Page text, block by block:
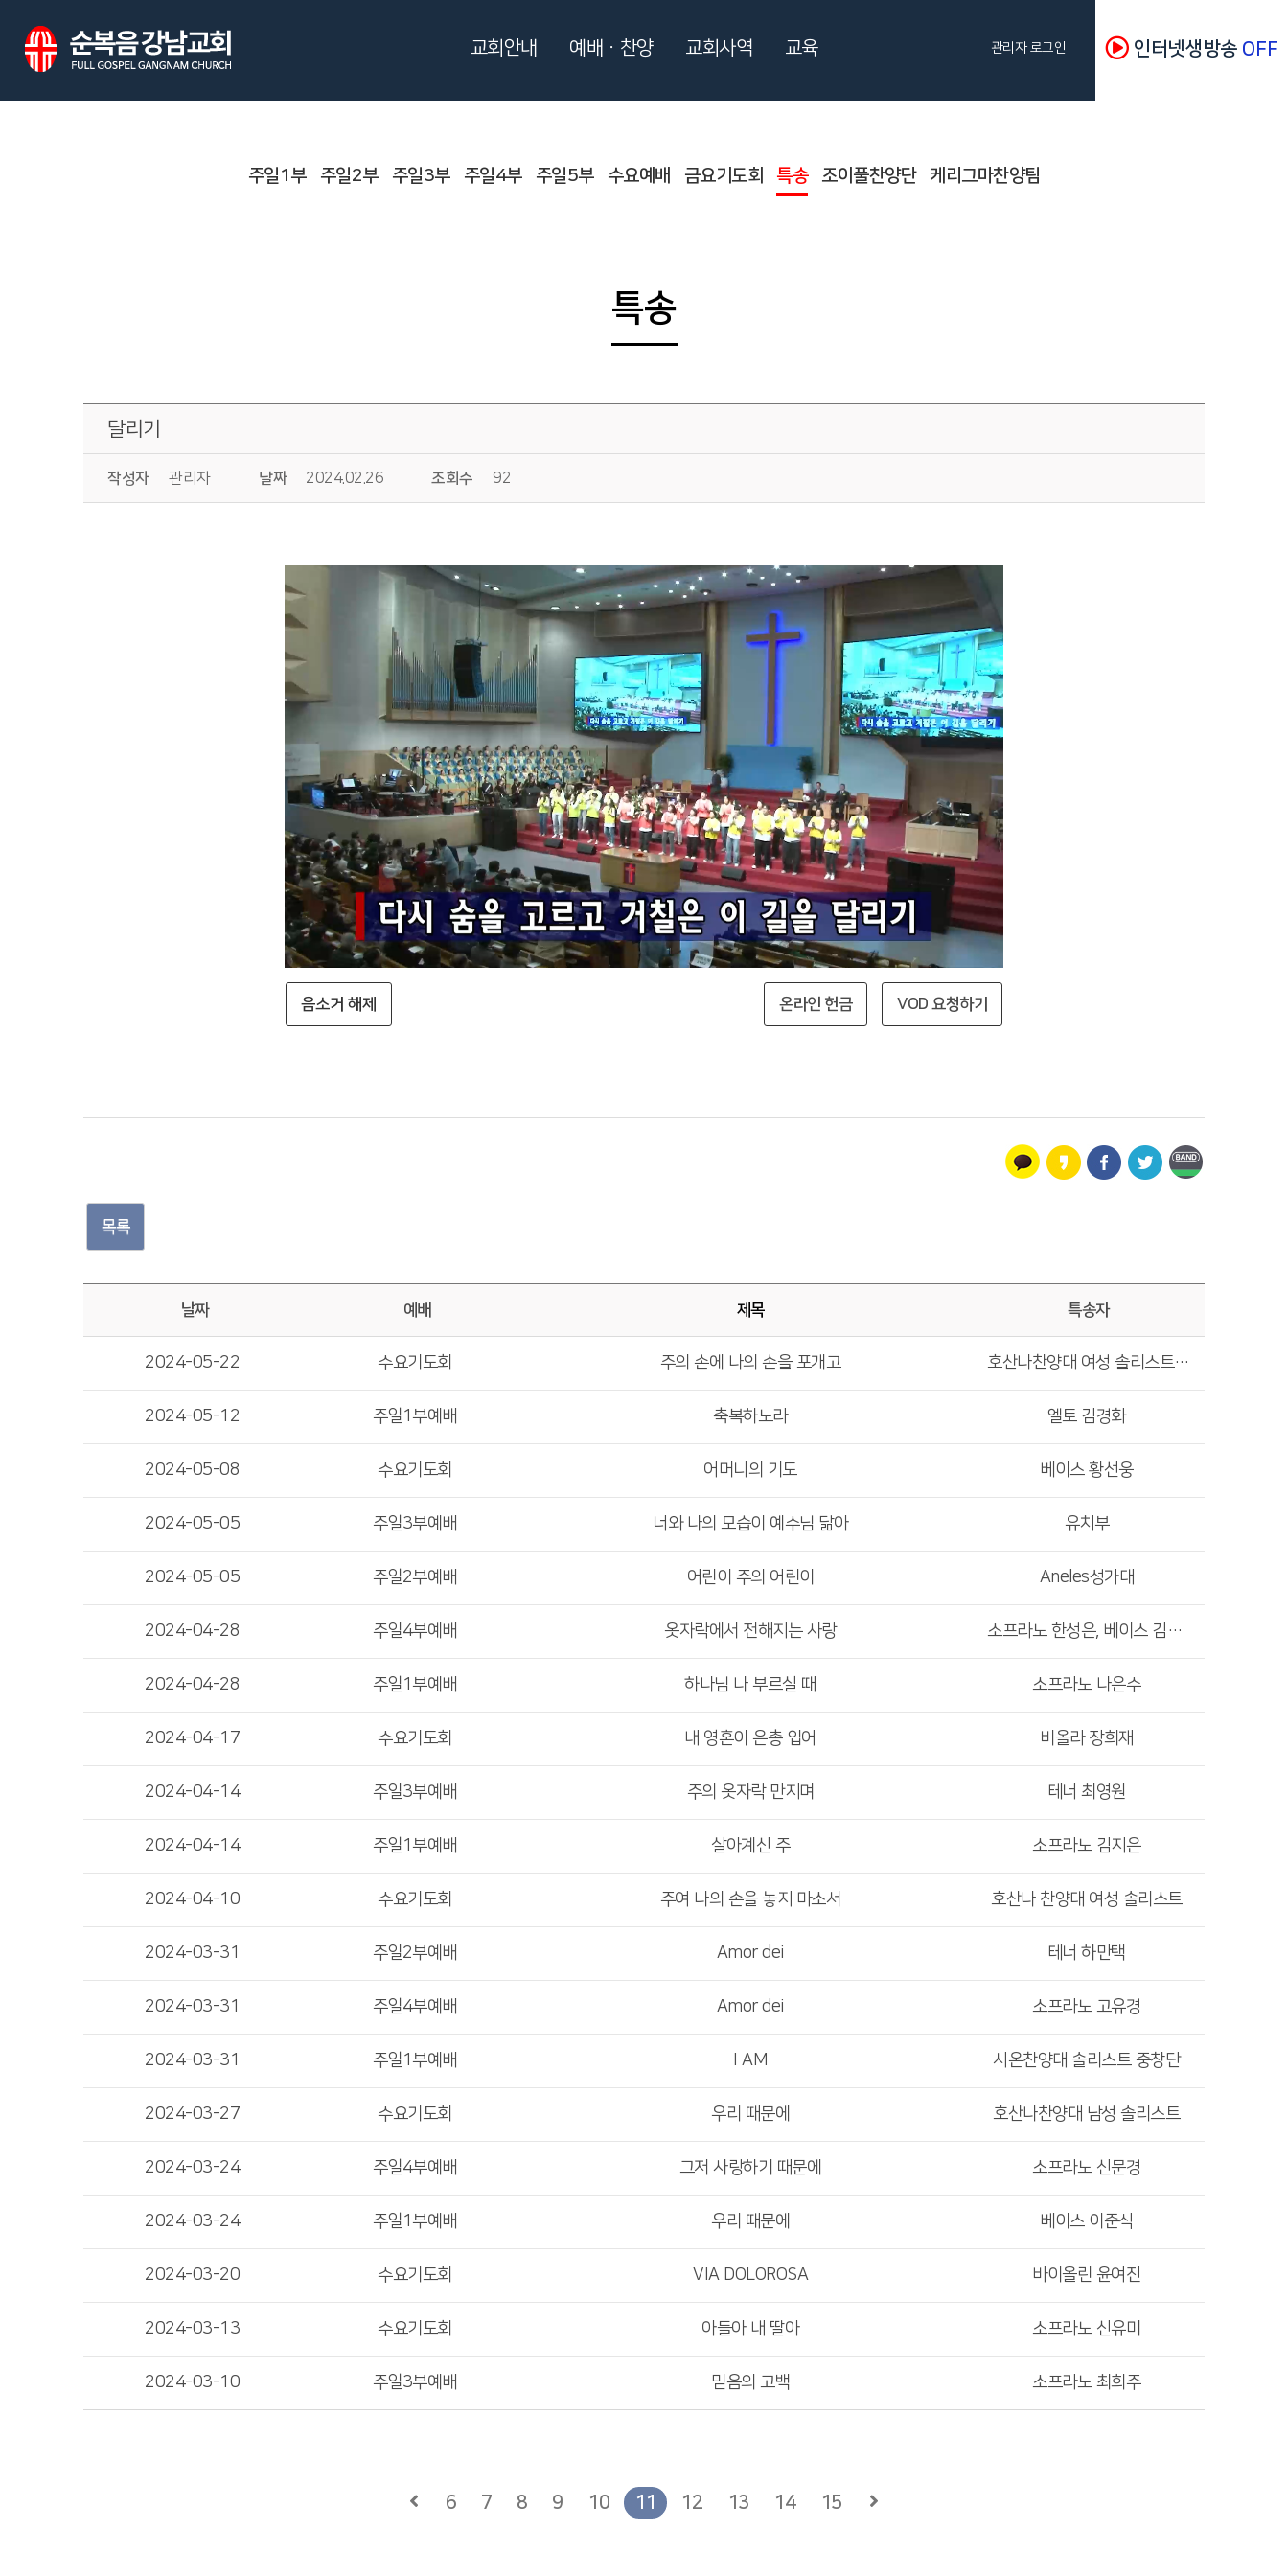
주일1부 주일2부 주일3부 주일4부 주일5부 수요예배 금요기도회 특송 조이풀찬양단 케리그마찬양팀
특송
달리기
작성자 관리자 날짜 2024.02.26 조회수 92
음소거 해제 VOD 요청하기
온라인 헌금
목록
날짜 예배 제목 특송자
2024-05-22 수요기도회 주의 손에 나의 손을 포개고 호산나찬양대 여성 솔리스트중창단
2024-05-12 주일1부예배 축복하노라 엘토 김경화
2024-05-08 수요기도회 어머니의 기도 베이스 황선웅
2024-05-05 주일3부예배 너와 나의 모습이 예수님 닮아 유치부
2024-05-05 주일2부예배 어린이 주의 어린이 Aneles성가대
2024-04-28 주일4부예배 옷자락에서 전해지는 사랑 소프라노 한성은, 베이스 김민수
2024-04-28 주일1부예배 하나님 나 부르실 때 소프라노 나은수
2024-04-17 수요기도회 내 영혼이 은총 입어 비올라 장희재
2024-04-14 주일3부예배 주의 옷자락 만지며 테너 최영원
2024-04-14 주일1부예배 살아계신 주 소프라노 김지은
2024-04-10 수요기도회 주여 나의 손을 놓지 마소서 호산나 찬양대 여성 솔리스트
2024-03-31 주일2부예배 Amor dei 테너 하만택
2024-03-31 주일4부예배 Amor dei 소프라노 고유경
2024-03-31 주일1부예배 I AM 시온찬양대 솔리스트 중창단
2024-03-27 수요기도회 우리 때문에 호산나찬양대 남성 솔리스트
2024-03-24 주일4부예배 그저 사랑하기 때문에 소프라노 신문경
2024-03-24 주일1부예배 우리 때문에 베이스 이준식
2024-03-20 수요기도회 VIA DOLOROSA 바이올린 윤여진
2024-03-13 수요기도회 아들아 내 딸아 소프라노 신유미
2024-03-10 주일3부예배 믿음의 고백 소프라노 최희주
6 7 8 9 10 11 12 13 14 15
교회안내 예배ㆍ찬양 교회사역 교육 관리자 로그인 인터넷생방송 OFF